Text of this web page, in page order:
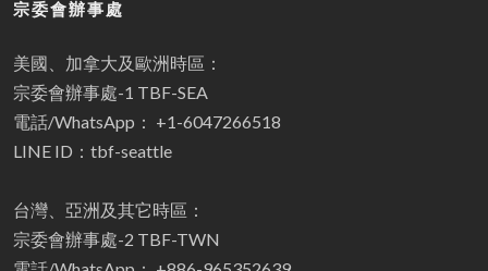
宗委會辦事處
美國、加拿大及歐洲時區：
宗委會辦事處-1 TBF-SEA
電話/WhatsApp： +1-6047266518
LINE ID：tbf-seattle
台灣、亞洲及其它時區：
宗委會辦事處-2 TBF-TWN